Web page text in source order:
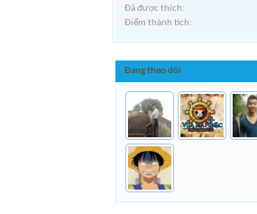
Đã được thích:
Điểm thành tích:
Đang theo dõi